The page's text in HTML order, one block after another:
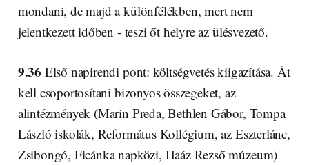
mondani, de majd a különfélékben, mert nem
jelentkezett időben - teszi őt helyre az ülésvezető.
9.36 Első napirendi pont: költségvetés kiigazítása. Át
kell csoportosítani bizonyos összegeket, az
alintézmények (Marin Preda, Bethlen Gábor, Tompa
László iskolák, Református Kollégium, az Eszterlánc,
Zsibongó, Ficánka napközi, Haáz Rezső múzeum)